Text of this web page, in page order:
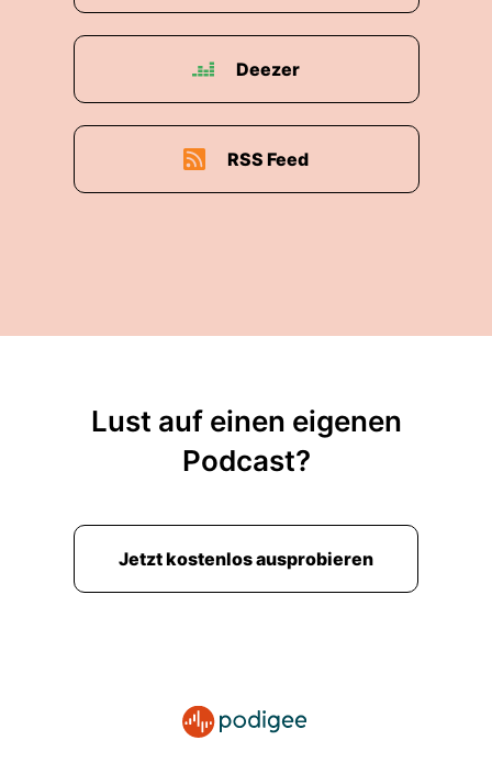
Deezer
RSS Feed
Lust auf einen eigenen
Podcast?
Jetzt kostenlos ausprobieren